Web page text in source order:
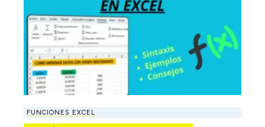
FUNCIONES EXCEL